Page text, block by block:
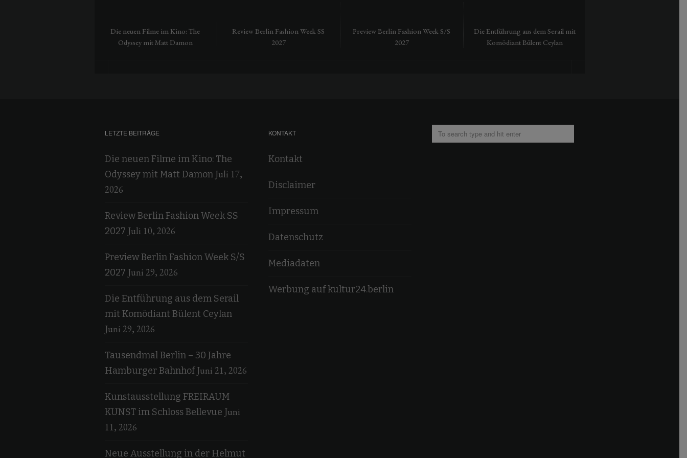
Die neuen Filme im Kino: The
Odyssey mit Matt Damon
Review Berlin Fashion Week SS
2027
Preview Berlin Fashion Week S/S
2027
Die Entführung aus dem Serail mit
Komödiant Bülent Ceylan
LETZTE BEITRÄGE
Die neuen Filme im Kino: The
Odyssey mit Matt Damon Juli 17,
2026
Review Berlin Fashion Week SS
2027 Juli 10, 2026
Preview Berlin Fashion Week S/S
2027 Juni 29, 2026
Die Entführung aus dem Serail
mit Komödiant Bülent Ceylan
Juni 29, 2026
Tausendmal Berlin – 30 Jahre
Hamburger Bahnhof Juni 21, 2026
Kunstausstellung FREIRAUM
KUNST im Schloss Bellevue Juni
11, 2026
Neue Ausstellung in der Helmut
KONTAKT
Kontakt
Disclaimer
Impressum
Datenschutz
Mediadaten
Werbung auf kultur24.berlin